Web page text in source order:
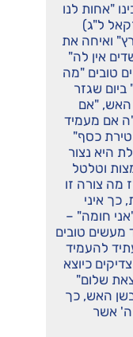
"אחות לנו
ל"ג)
ואיחה את
אין לה"
טובים "מה
ביום שגזר
האש, "אם
אם מעמיד
טירת כסף"
היא נצור
וטלטל
מה צורה זו
איני
חומה" –
מעשים טובים
להעמיד
כיוצא
שלום"
האש, כך
ה' אשר